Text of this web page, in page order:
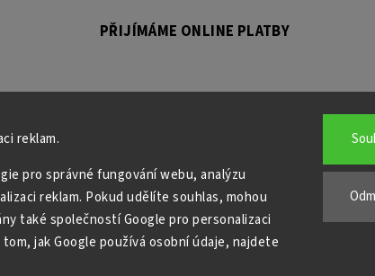
reklam.
pro správné fungování webu, analýzu
reklam. Pokud udělíte souhlas, mohou
také společností Google pro personalizaci
jak Google používá osobní údaje, najdete
PŘIJÍMÁME ONLINE PLATBY